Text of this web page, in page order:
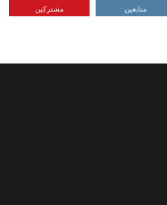
متابعين مشتركين